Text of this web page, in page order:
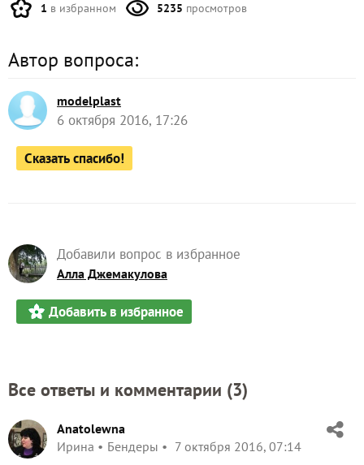
1 в избранном 5235 просмотров
Автор вопроса:
modelplast
6 октября 2016, 17:26
Сказать спасибо!
Добавили вопрос в избранное
Алла Джемакулова
Добавить в избранное
Все ответы и комментарии (3)
Anatolewna
Ирина
Бендеры 7 октября 2016, 07:14